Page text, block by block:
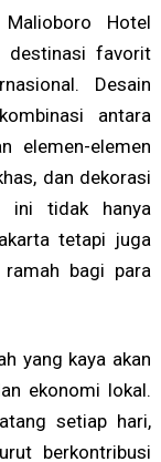
Hotel
destinasi favorit
Desain
antara
elemen-elemen
dan dekorasi
ini tidak hanya
tetapi juga
bagi para
yang kaya akan
ekonomi lokal.
setiap hari,
berkontribusi